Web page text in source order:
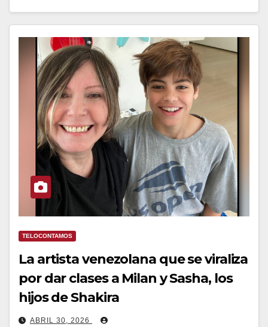
TELOCONTAMOS
La artista venezolana que se viraliza
por dar clases a Milan y Sasha, los
hijos de Shakira
ABRIL 30, 2026